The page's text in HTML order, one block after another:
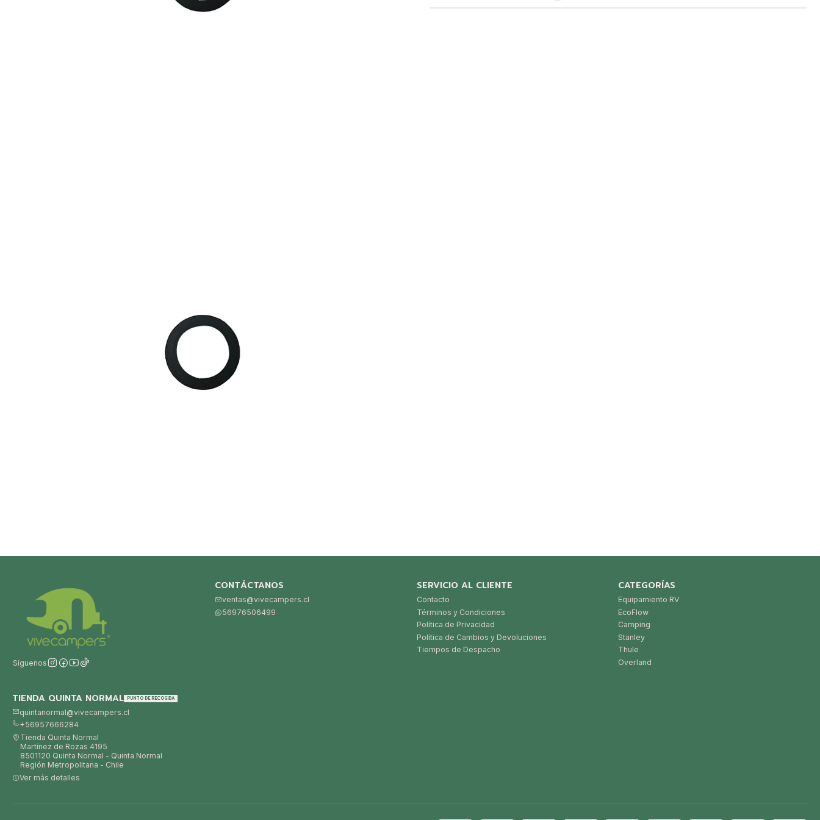
Síguenos
CONTÁCTANOS
ventas@vivecampers.cl
56976506499
SERVICIO AL CLIENTE
Contacto
Términos y Condiciones
Política de Privacidad
Política de Cambios y Devoluciones
Tiempos de Despacho
CATEGORÍAS
Equipamiento RV
EcoFlow
Camping
Stanley
Thule
Overland
TIENDA QUINTA NORMAL PUNTO DE RECOGIDA
quintanormal@vivecampers.cl
+56957666284
Tienda Quinta Normal
Martínez de Rozas 4195
8501120 Quinta Normal - Quinta Normal
Región Metropolitana - Chile
Ver más detalles